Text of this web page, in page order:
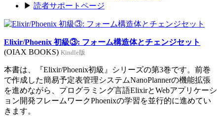
▶ 読者サポートページ
Elixir/Phoenix 初級③: フォーム構造体とチェンジセット
(OIAX BOOKS) Kindle版
本書は、『Elixir/Phoenix初級』シリーズの第3巻です。前巻
で作成した簡易予定表管理システムNanoPlannerの機能拡張
を進めながら、プログラミング言語ElixirとWebアプリケーシ
ョン開発フレームワークPhoenixの学習を並行的に進めてい
きます。